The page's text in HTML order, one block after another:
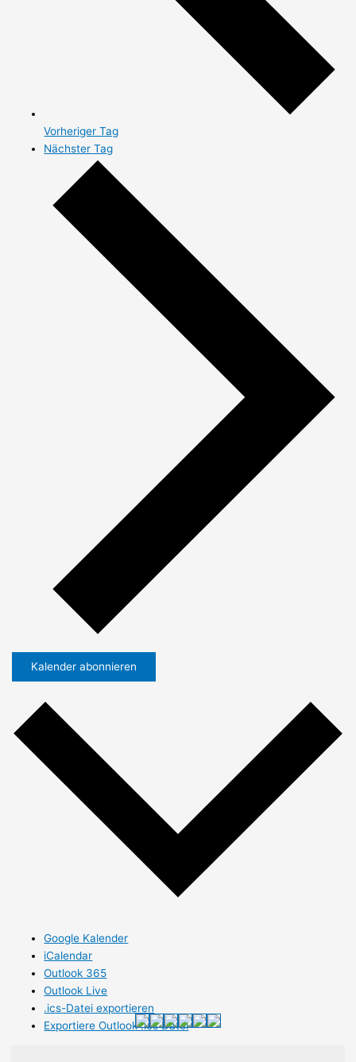
Vorheriger Tag
Nächster Tag
Kalender abonnieren
Google Kalender
iCalendar
Outlook 365
Outlook Live
.ics-Datei exportieren
Exportiere Outlook .ics Datei